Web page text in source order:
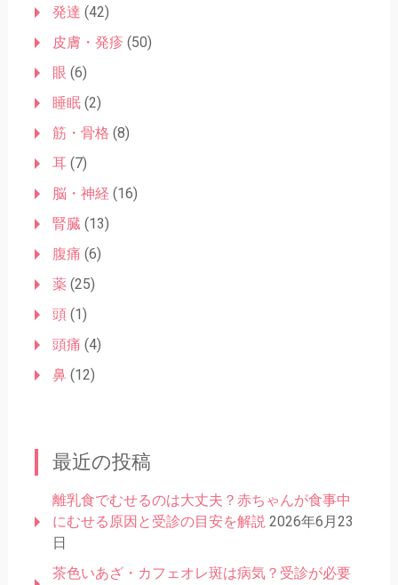
発達 (42)
皮膚・発疹 (50)
眼 (6)
睡眠(2)
筋・骨格 (8)
耳(7)
脳・神経 (16)
腎臓 (13)
腹痛 (6)
薬(25)
頭(1)
頭痛 (4)
鼻(12)
最近の投稿
離乳食でむせるのは大丈夫？赤ちゃんが食事中
にむせる原因と受診の目安を解説 2026年6月23
日
茶色いあざ・カフェオレ斑は病気？受診が必要